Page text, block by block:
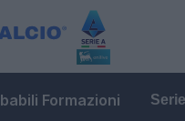
Formazioni